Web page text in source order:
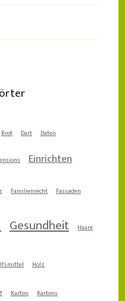
Brot Dart Daten
Einrichten
Familienrecht Fassaden
Gesundheit Haare
Holz
Karton Kartons